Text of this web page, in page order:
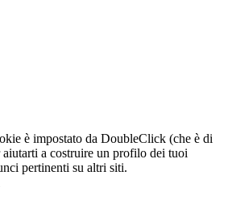
è impostato da DoubleClick (che è di
a costruire un profilo dei tuoi
pertinenti su altri siti.